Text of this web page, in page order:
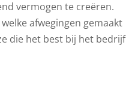
vermogen te creëren.
afwegingen gemaakt
die het best bij het bedrijf